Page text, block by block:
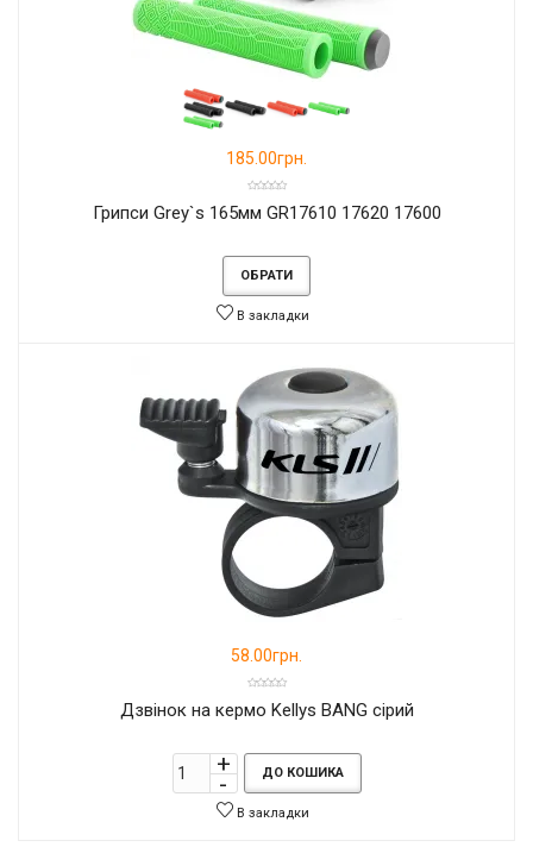
185.00грн.
Грипси Grey`s 165мм GR17610 17620 17600
ОБРАТИ
В закладки
58.00грн.
Дзвінок на кермо Kellys BANG сірий
ДО КОШИКА
В закладки